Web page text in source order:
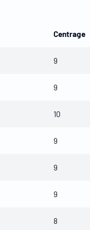
Centrage
9
9
10
9
9
9
8